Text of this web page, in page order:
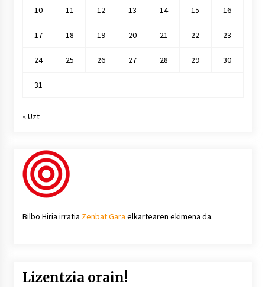
10 11 12 13 14 15 16
17 18 19 20 21 22 23
24 25 26 27 28 29 30
31
« Uzt
Bilbo Hiria irratia Zenbat Gara elkartearen ekimena da.
Lizentzia orain!